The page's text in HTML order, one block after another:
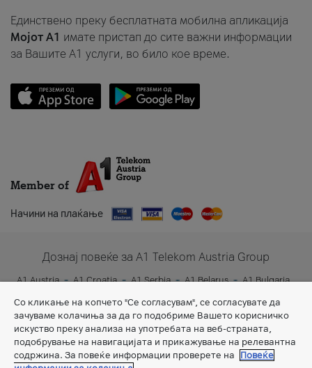
Единствено преку бесплатната мобилна апликација
Мојот A1 имате пристап до сите важни информации
за Вашите A1 услуги, во било кое време.
Member of
Начини на плаќање
Дознај повеќе за A1 Telekom Austria Group
A1 Austria A1 Croatia A1 Serbia A1 Belarus
A1 Bulgaria
Со кликање на копчето "Се согласувам", се согласувате да
зачуваме колачиња за да го подобриме Вашето корисничко
искуство преку анализа на употребата на веб-страната,
подобрување на навигацијата и прикажување на релевантна
содржина. За повеќе информации проверете на
Повеќе